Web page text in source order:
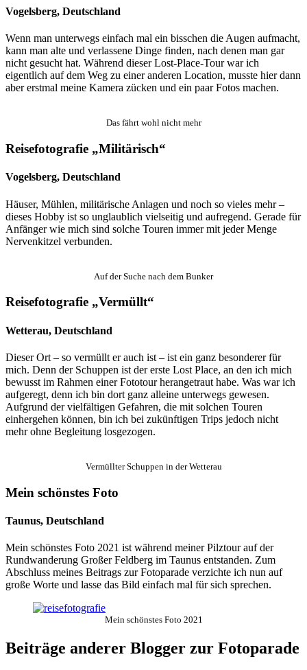
Vogelsberg, Deutschland
Wenn man unterwegs einfach mal ein bisschen die Augen aufmacht,
kann man alte und verlassene Dinge finden, nach denen man gar
nicht gesucht hat. Während dieser Lost-Place-Tour war ich
eigentlich auf dem Weg zu einer anderen Location, musste hier dann
aber erstmal meine Kamera zücken und ein paar Fotos machen.
Das fährt wohl nicht mehr
Reisefotografie „Militärisch“
Vogelsberg, Deutschland
Häuser, Mühlen, militärische Anlagen und noch so vieles mehr –
dieses Hobby ist so unglaublich vielseitig und aufregend. Gerade für
Anfänger wie mich sind solche Touren immer mit jeder Menge
Nervenkitzel verbunden.
Auf der Suche nach dem Bunker
Reisefotografie „Vermüllt“
Wetterau, Deutschland
Dieser Ort – so vermüllt er auch ist – ist ein ganz besonderer für
mich. Denn der Schuppen ist der erste Lost Place, an den ich mich
bewusst im Rahmen einer Fototour herangetraut habe. Was war ich
aufgeregt, denn ich bin dort ganz alleine unterwegs gewesen.
Aufgrund der vielfältigen Gefahren, die mit solchen Touren
einhergehen können, bin ich bei zukünftigen Trips jedoch nicht
mehr ohne Begleitung losgezogen.
Vermüllter Schuppen in der Wetterau
Mein schönstes Foto
Taunus, Deutschland
Mein schönstes Foto 2021 ist während meiner Pilztour auf der
Rundwanderung Großer Feldberg im Taunus entstanden. Zum
Abschluss meines Beitrags zur Fotoparade verzichte ich nun auf
große Worte und lasse das Bild einfach mal für sich sprechen.
Mein schönstes Foto 2021
Beiträge anderer Blogger zur Fotoparade